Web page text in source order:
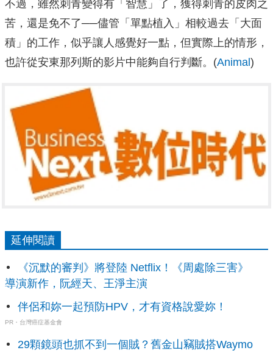
不過，雖然刺青變得有「智慧」了，獲得刺青的皮肉之
苦，還是免不了──儘管「單點植入」相較過去「大面
積」的工作，似乎讓人感覺好一點，但實際上的情形，
也許從安東那列斯的影片中能夠自行判斷。(Animal )
延伸閱讀
《沉默的審判》將登陸 Netflix！《周處除三害》
導演新作，阮經天、王淨主演
伴侶和妳一起預防HPV，才有資格說愛妳！
PR・台灣癌症基金會
29顆鏡頭也抓不到一個賊？舊金山竊賊搭Waymo